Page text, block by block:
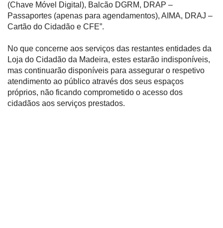
(Chave Móvel Digital), Balcão DGRM, DRAP –
Passaportes (apenas para agendamentos), AIMA, DRAJ –
Cartão do Cidadão e CFE”.
No que concerne aos serviços das restantes entidades da
Loja do Cidadão da Madeira, estes estarão indisponíveis,
mas continuarão disponíveis para assegurar o respetivo
atendimento ao público através dos seus espaços
próprios, não ficando comprometido o acesso dos
cidadãos aos serviços prestados.